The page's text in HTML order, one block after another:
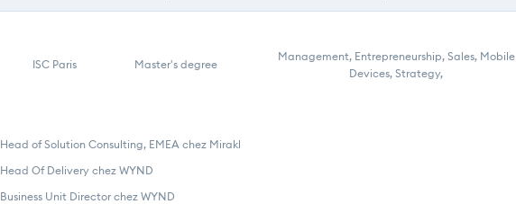
ISC Paris Master's degree
Management, Entrepreneurship, Sales, Mobile
Devices, Strategy,
Head of Solution Consulting, EMEA chez Mirakl
Head Of Delivery chez WYND
Business Unit Director chez WYND